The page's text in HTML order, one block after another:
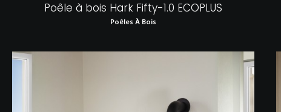
Poêle à bois Hark Fifty-1.0 ECOPLUS
Poêles À Bois